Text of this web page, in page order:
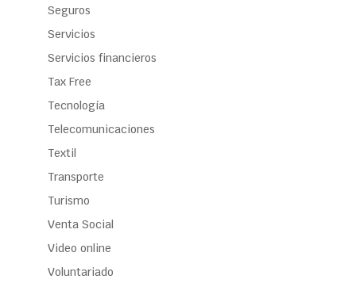
Seguros
Servicios
Servicios financieros
Tax Free
Tecnología
Telecomunicaciones
Textil
Transporte
Turismo
Venta Social
Video online
Voluntariado